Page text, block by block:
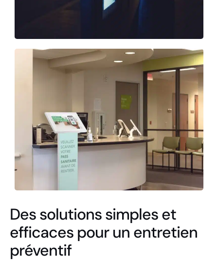
Des solutions simples et
efficaces pour un entretien
préventif